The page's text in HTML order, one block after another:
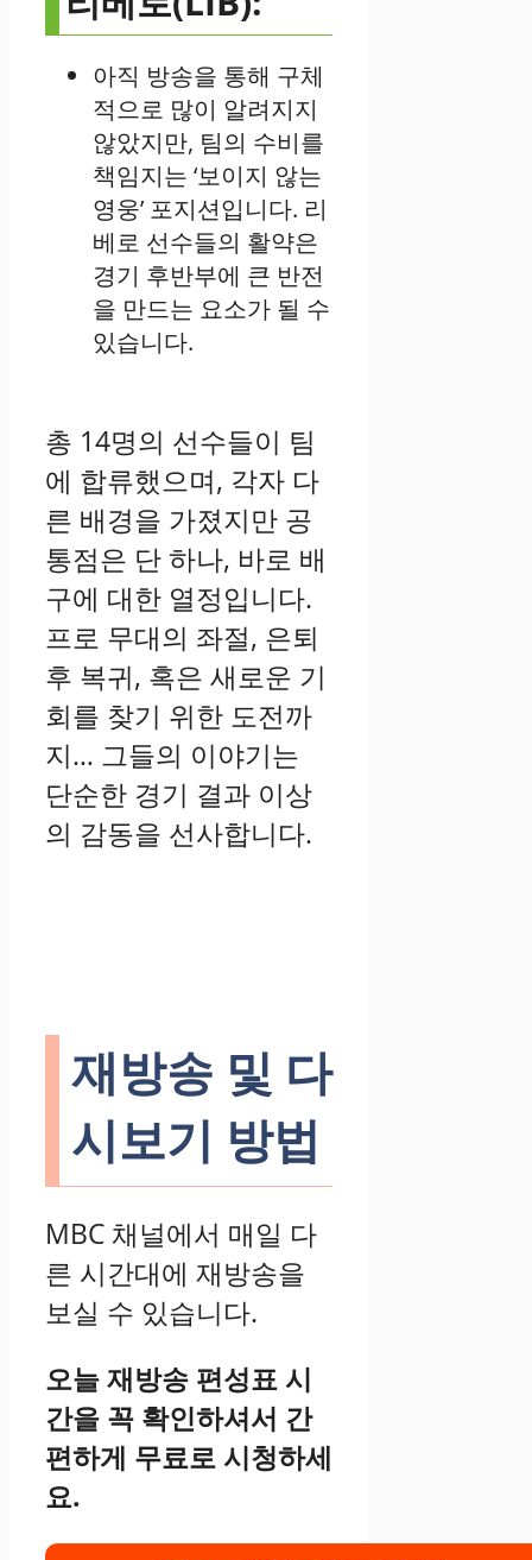
아직 방송을 통해 구체
적으로 많이 알려지지
않았지만, 팀의 수비를
책임지는 ‘보이지 않는
영웅’ 포지션입니다. 리
베로 선수들의 활약은
경기 후반부에 큰 반전
을 만드는 요소가 될 수
있습니다.
총 14명의 선수들이 팀
에 합류했으며, 각자 다
른 배경을 가졌지만 공
통점은 단 하나, 바로 배
구에 대한 열정입니다.
프로 무대의 좌절, 은퇴
후 복귀, 혹은 새로운 기
회를 찾기 위한 도전까
지… 그들의 이야기는
단순한 경기 결과 이상
의 감동을 선사합니다.
재방송 및 다
시보기 방법
MBC 채널에서 매일 다
른 시간대에 재방송을
보실 수 있습니다.
오늘 재방송 편성표 시
간을 꼭 확인하셔서 간
편하게 무료로 시청하세
요.